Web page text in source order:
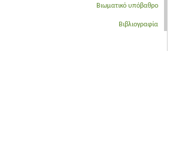
Βιωματικό υπόβαθρο
Βιβλιογραφία